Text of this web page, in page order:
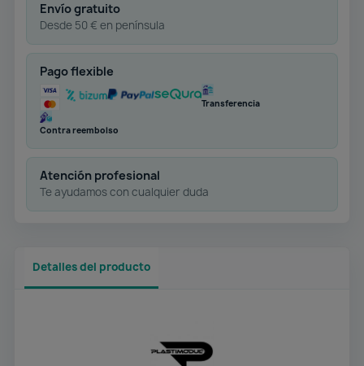
Envío gratuito
Desde 50 € en península
Pago flexible
Transferencia
Contra reembolso
Atención profesional
Te ayudamos con cualquier duda
Detalles del producto